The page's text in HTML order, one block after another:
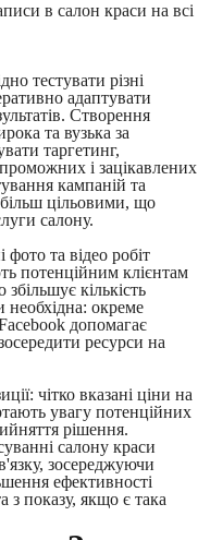
в салон краси на всі
тестувати різні
адаптувати
Створення
та вузька за
таргетинг,
і зацікавлених
кампаній та
більш цільовими, що
салону.
та відео робіт
потенційним клієнтам
кількість
необхідна: окреме
допомагає
ресурси на
чітко вказані ціни на
увагу потенційних
рішення.
салону краси
зосереджуючи
ефективності
з показу, якщо є така